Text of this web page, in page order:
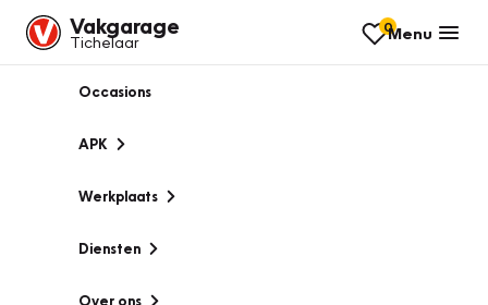
Vakgarage
Tichelaar
0Menu
Occasions
APK
Werkplaats
Diensten
Over ons